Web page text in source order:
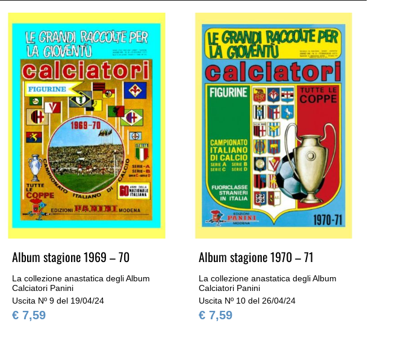
Album stagione 1969 – 70
La collezione anastatica degli Album
Calciatori Panini
Uscita Nº 9 del 19/04/24
€ 7,59
Album stagione 1970 – 71
La collezione anastatica degli Album
Calciatori Panini
Uscita Nº 10 del 26/04/24
€ 7,59